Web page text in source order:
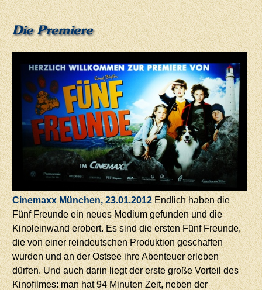
Die Premiere
Cinemaxx München, 23.01.2012Endlich haben die
Fünf Freunde ein neues Medium gefunden und die
Kinoleinwand erobert. Es sind die ersten Fünf Freunde,
die von einer reindeutschen Produktion geschaffen
wurden und an der Ostsee ihre Abenteuer erleben
dürfen. Und auch darin liegt der erste große Vorteil des
Kinofilmes: man hat 94 Minuten Zeit, neben der